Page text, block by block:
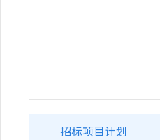
招标项目计划